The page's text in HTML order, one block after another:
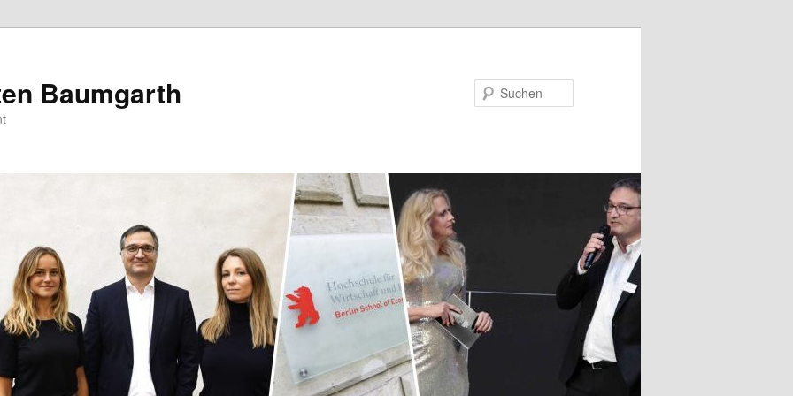
Baumgarth